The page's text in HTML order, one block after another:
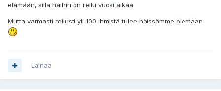
elämään, sillä häihin on reilu vuosi aikaa.
Mutta varmasti reilusti yli 100 ihmistä tulee häissämme olemaan
Lainaa